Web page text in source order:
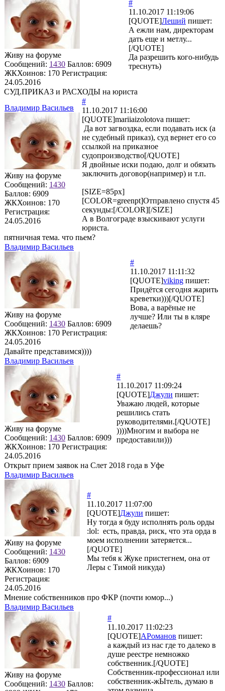
Живу на форуме
Сообщений: 1430 Баллов: 6909
ЖКХоинов: 170 Регистрация:
24.05.2016
#
11.10.2017 11:19:06
[QUOTE]Леший пишет:
А ежли нам, директорам
дать еще и метлу...
[/QUOTE]
Да разрешить кого-нибудь
треснуть)
СУД.ПРИКАЗ и РАСХОДЫ на юриста
Владимир Васильев
Живу на форуме
Сообщений: 1430
Баллов: 6909
ЖКХоинов: 170
Регистрация:
24.05.2016
#
11.10.2017 11:16:00
[QUOTE]mariiaizolotova пишет:
Да вот загвоздка, если подавать иск (а
не судебный приказ), суд вернет его со
ссылкой на приказное
судопроизводство[/QUOTE]
Я двойные иски подаю, долг и обязать
заключить договор(например) и т.п.
[SIZE=85px]
[COLOR=greenpt]Отправлено спустя 45
секунды:[/COLOR][/SIZE]
А в Волгограде взыскивают услуги
юриста.
пятничная тема. что пьем?
Владимир Васильев
Живу на форуме
Сообщений: 1430 Баллов: 6909
ЖКХоинов: 170 Регистрация:
24.05.2016
#
11.10.2017 11:11:32
[QUOTE]viking пишет:
Придётся сегодня жарить
креветки)))[/QUOTE]
Вова, а варёные не
лучше? Или ты в кляре
делаешь?
Давайте представимся))))
Владимир Васильев
Живу на форуме
Сообщений: 1430 Баллов: 6909
ЖКХоинов: 170 Регистрация:
24.05.2016
#
11.10.2017 11:09:24
[QUOTE]Джули пишет:
Уважаю людей, которые
решились стать
руководителями.[/QUOTE]
))))Многим и выбора не
предоставили)))
Открыт прием заявок на Слет 2018 года в Уфе
Владимир Васильев
Живу на форуме
Сообщений: 1430
Баллов: 6909
ЖКХоинов: 170
Регистрация:
24.05.2016
#
11.10.2017 11:07:00
[QUOTE]Джули пишет:
Ну тогда я буду исполнять роль орды
:lol: есть, правда, риск, что эта орда в
моем исполнении затеряется...
[/QUOTE]
Мы тебя к Жуке пристегнем, она от
Леры с Тимой никуда)
Мнение собственников про ФКР (почти юмор...)
Владимир Васильев
Живу на форуме
Сообщений: 1430 Баллов:
#
11.10.2017 11:02:23
[QUOTE]АРоманов пишет:
а каждый из нас где то далеко в
душе реестре немножко
собственник.[/QUOTE]
Собственник-профессионал или
собственник-жЫтель, думаю в